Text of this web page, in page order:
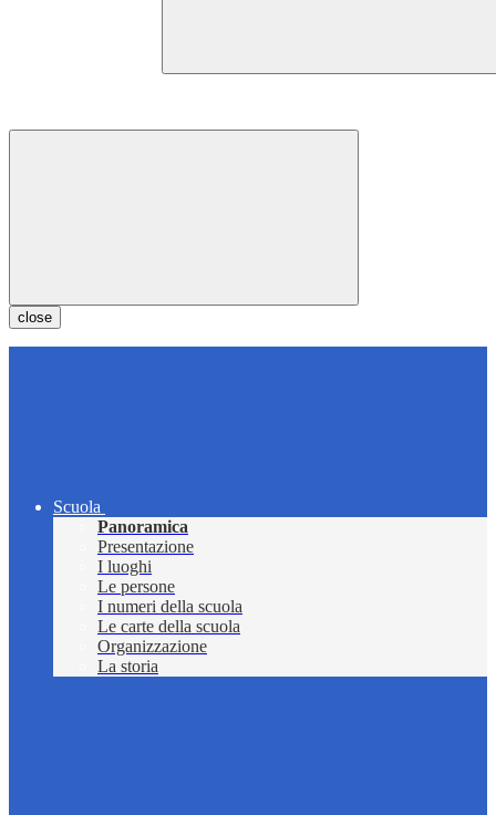
close
Scuola
Panoramica
Presentazione
I luoghi
Le persone
I numeri della scuola
Le carte della scuola
Organizzazione
La storia